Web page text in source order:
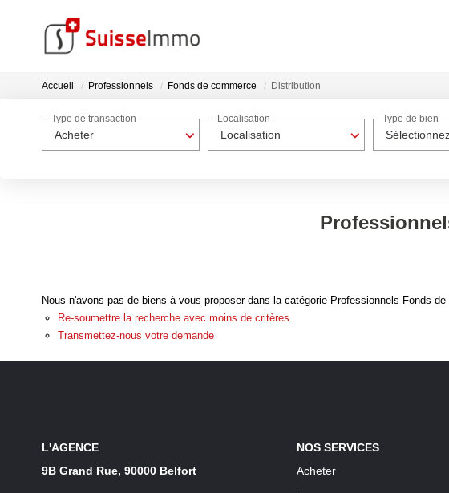
Accueil Professionnels Fonds de commerce Distribution
Acheter
Type de transaction
Localisation
Localisation Type de bien
Nous n'avons pas de biens à vous proposer dans la catégorie Professionnels Fonds
Re-soumettre la recherche avec moins de critères.
Transmettez-nous votre demande
L'AGENCE
9B Grand Rue, 90000 Belfort
NOS SERVICES
Acheter